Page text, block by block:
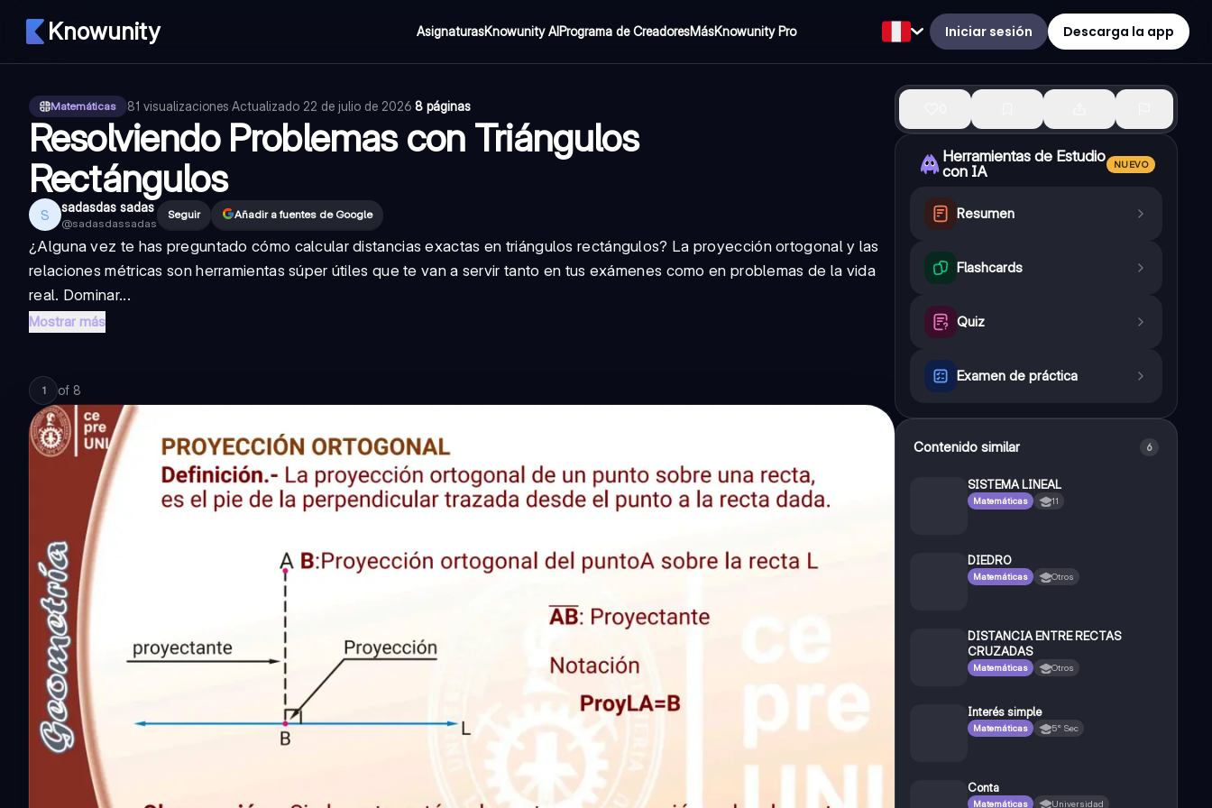
Knowunity AsignaturasKnowunity AIPrograma de CreadoresMásKnowunity Pro Iniciar sesión Descarga la app
Matemáticas 81 visualizaciones·Actualizado 22 de julio de 2026·8 páginas
Resolviendo Problemas con Triángulos
Rectángulos
S sadasdas sadas
@sadasdassadas
Seguir Añadir a fuentes de Google
¿Alguna vez te has preguntado cómo calcular distancias exactas en triángulos rectángulos? La proyección ortogonal y las
relaciones métricas son herramientas súper útiles que te van a servir tanto en tus exámenes como en problemas de la vida
real. Dominar...
Mostrar más
1 of 8
Herramientas de Estudio
con IA
NUEVO
Resumen
Flashcards
Quiz
Examen de práctica
Contenido similar 6
SISTEMA LINEAL
Matemáticas 11
DIEDRO
Matemáticas Otros
DISTANCIA ENTRE RECTAS
CRUZADAS
Matemáticas Otros
Interés simple
Matemáticas 5° Sec
Conta
Matemáticas Universidad